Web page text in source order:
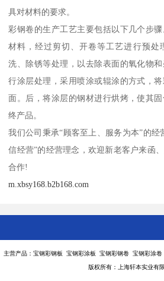
具对材料的要求。
彩钢卷的生产工艺主要包括以下几个步
材料，经过剪切、开卷等工艺进行预处
洗、除锈等处理，以去除表面的氧化物
行涂层处理，采用喷涂或辊涂的方式，
面。后，将涂层的钢材进行烘烤，使其
终产品。
我们公司秉承“顾客至上、服务为本”的经
信经营”的经营理念，欢迎新老客户来函
合作!
m.xbsy168.b2b168.com
主营产品：宝钢彩钢板 宝钢彩涂板 宝钢彩钢卷 宝钢彩涂
版权所有：上海轩本实业有